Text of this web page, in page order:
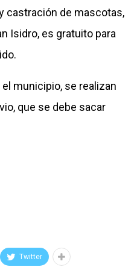
castración de mascotas,
Isidro, es gratuito para
municipio, se realizan
que se debe sacar
Twitter